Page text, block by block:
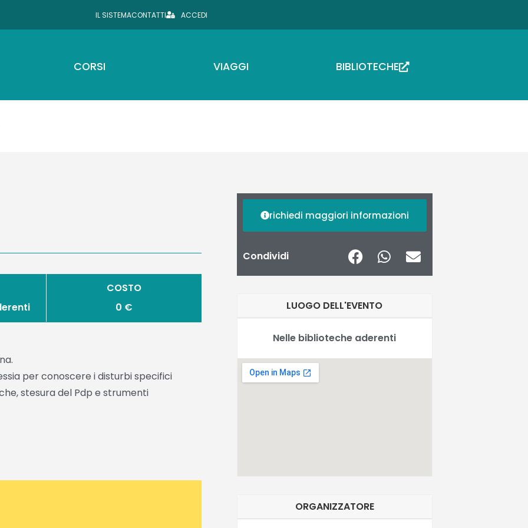
IL SISTEMACONTATTI ACCEDI
CORSI VIAGGI BIBLIOTECHE
COSTO
0 €
per conoscere i disturbi specifici
stesura del Pdp e strumenti
richiedi maggiori informazioni
Condividi
LUOGO DELL'EVENTO
Nelle biblioteche aderenti
ORGANIZZATORE